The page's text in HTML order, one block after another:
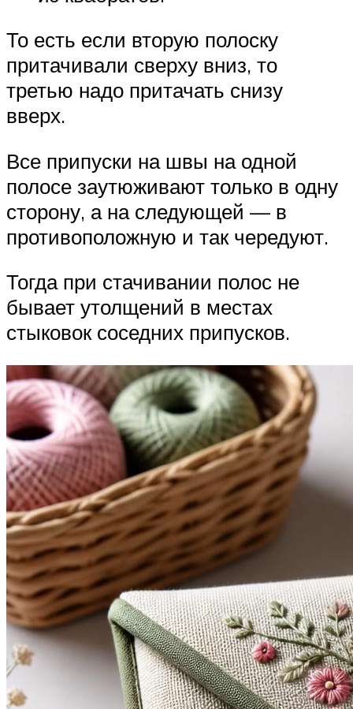
То есть если вторую полоску
притачивали сверху вниз, то
третью надо притачать снизу
вверх.
Все припуски на швы на одной
полосе заутюживают только в одну
сторону, а на следующей — в
противоположную и так чередуют.
Тогда при стачивании полос не
бывает утолщений в местах
стыковок соседних припусков.